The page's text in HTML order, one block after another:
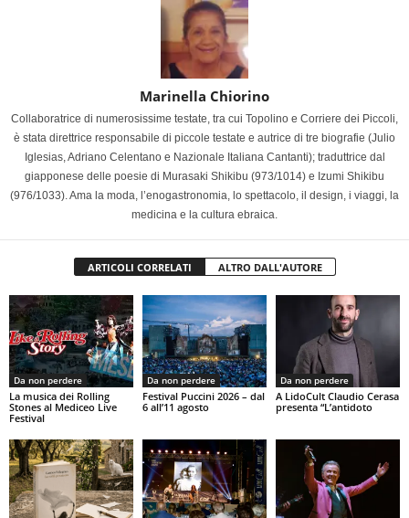
Marinella Chiorino
Collaboratrice di numerosissime testate, tra cui Topolino e Corriere dei Piccoli,
è stata direttrice responsabile di piccole testate e autrice di tre biografie (Julio
Iglesias, Adriano Celentano e Nazionale Italiana Cantanti); traduttrice dal
giapponese delle poesie di Murasaki Shikibu (973/1014) e Izumi Shikibu
(976/1033). Ama la moda, l’enogastronomia, lo spettacolo, il design, i viaggi, la
medicina e la cultura ebraica.
ARTICOLI CORRELATI ALTRO DALL'AUTORE
Da non perdere
La musica dei Rolling
Stones al Mediceo Live
Festival
Da non perdere
Festival Puccini 2026 – dal
6 all’11 agosto
Da non perdere
A LidoCult Claudio Cerasa
presenta “L’antidoto